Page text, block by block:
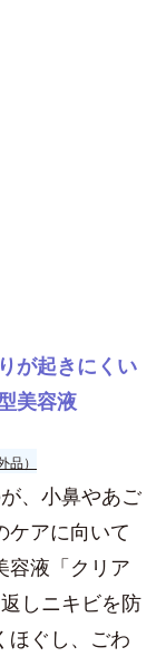
が起きにくい
美容液
品）
、小鼻やあご
ケアに向いて
容液「クリア
しニキビを防
ほぐし、ごわ